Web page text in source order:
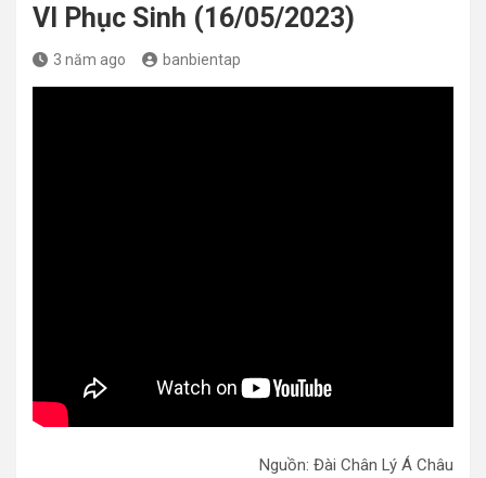
VI Phục Sinh (16/05/2023)
3 năm ago banbientap
Nguồn: Đài Chân Lý Á Châu